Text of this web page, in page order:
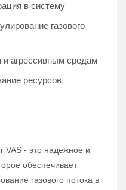
в систему
газового
и агрессивным средам
ресурсов
VAS - это надежное и
обеспечивает
газового потока в